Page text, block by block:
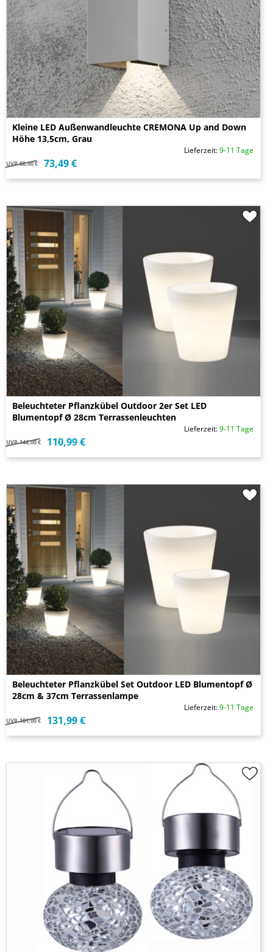
Kleine LED Außenwandleuchte CREMONA Up and Down
Höhe 13,5cm, Grau
Lieferzeit:9-11 Tage
UVP 88,00 € 73,49 €
Beleuchteter Pflanzkübel Outdoor 2er Set LED
Blumentopf Ø 28cm Terrassenleuchten
Lieferzeit:9-11 Tage
UVP 144,00 € 110,99 €
Beleuchteter Pflanzkübel Set Outdoor LED Blumentopf Ø
28cm & 37cm Terrassenlampe
Lieferzeit:9-11 Tage
UVP 181,00 € 131,99 €